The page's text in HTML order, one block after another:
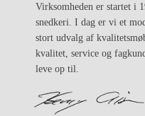
Virksomheden er startet i
snedkeri. I dag er vi et
stort udvalg af
kvalitet, service og
leve op til.